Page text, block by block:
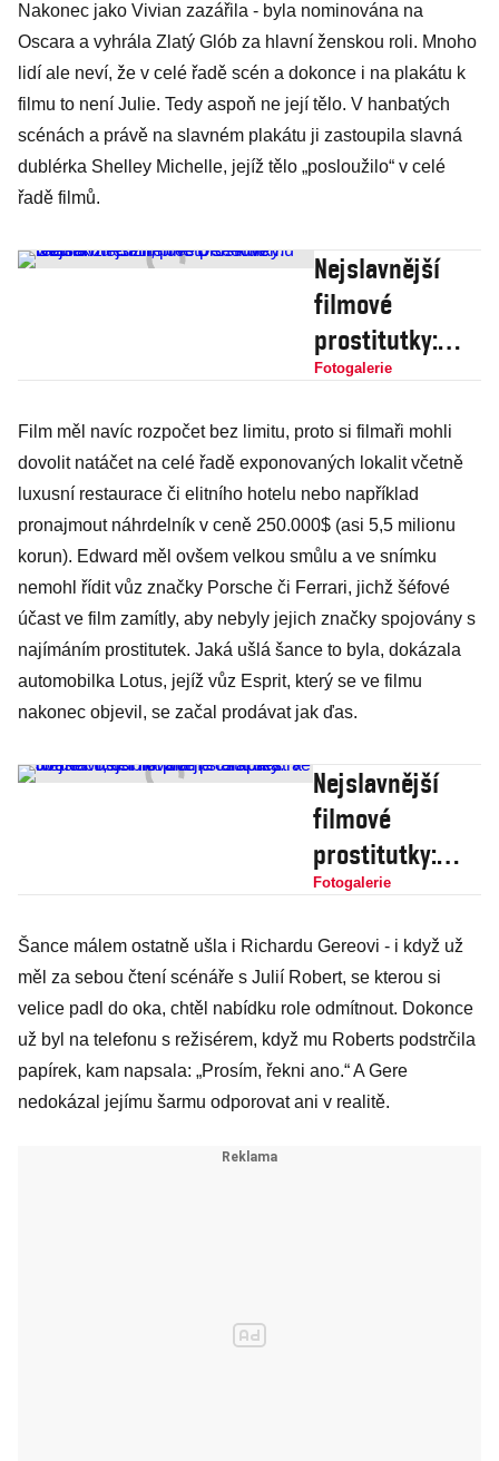
Nakonec jako Vivian zazářila - byla nominována na
Oscara a vyhrála Zlatý Glób za hlavní ženskou roli. Mnoho
lidí ale neví, že v celé řadě scén a dokonce i na plakátu k
filmu to není Julie. Tedy aspoň ne její tělo. V hanbatých
scénách a právě na slavném plakátu ji zastoupila slavná
dublérka Shelley Michelle, jejíž tělo „posloužilo“ v celé
řadě filmů.
Nejslavnější
filmové
prostitutky:
Éterickou
Deneuve
režisér zneužil,
přesto se k
němu vrátila!
Fotogalerie
Film měl navíc rozpočet bez limitu, proto si filmaři mohli
dovolit natáčet na celé řadě exponovaných lokalit včetně
luxusní restaurace či elitního hotelu nebo například
pronajmout náhrdelník v ceně 250.000$ (asi 5,5 milionu
korun). Edward měl ovšem velkou smůlu a ve snímku
nemohl řídit vůz značky Porsche či Ferrari, jichž šéfové
účast ve film zamítly, aby nebyly jejich značky spojovány s
najímáním prostitutek. Jaká ušlá šance to byla, dokázala
automobilka Lotus, jejíž vůz Esprit, který se ve filmu
nakonec objevil, se začal prodávat jak ďas.
Nejslavnější
filmové
prostitutky:
Jodie Foster na
"šlapala" ve
dvanácti,
dublovala ji
starší sestra
Fotogalerie
Šance málem ostatně ušla i Richardu Gereovi - i když už
měl za sebou čtení scénáře s Julií Robert, se kterou si
velice padl do oka, chtěl nabídku role odmítnout. Dokonce
už byl na telefonu s režisérem, když mu Roberts podstrčila
papírek, kam napsala: „Prosím, řekni ano.“ A Gere
nedokázal jejímu šarmu odporovat ani v realitě.